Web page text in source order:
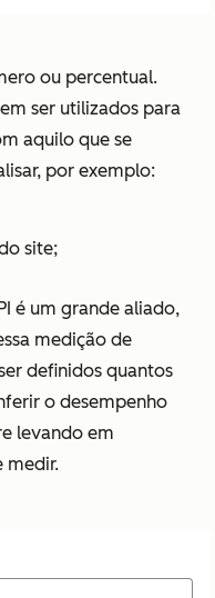
ou percentual.
ser utilizados para
aquilo que se
por exemplo:
site;
é um grande aliado,
medição de
definidos quantos
o desempenho
levando em
medir.